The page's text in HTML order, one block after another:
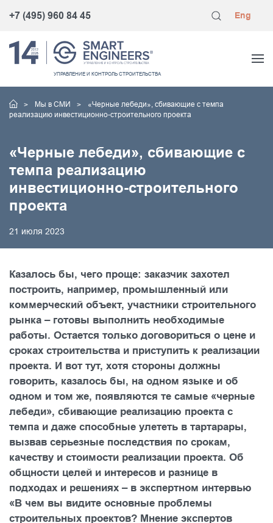
+7 (495) 960 84 45 Eng
УПРАВЛЕНИЕ И КОНТРОЛЬ СТРОИТЕЛЬСТВА
Мы в СМИ
«Черные лебеди», сбивающие с темпа
реализацию инвестиционно-строительного проекта
«Черные лебеди», сбивающие с
темпа реализацию
инвестиционно-строительного
проекта
21 июля 2023
Казалось бы, чего проще: заказчик захотел
построить, например, промышленный или
коммерческий объект, участники строительного
рынка – готовы выполнить необходимые
работы. Остается только договориться о цене и
сроках строительства и приступить к реализации
проекта. И вот тут, хотя стороны должны
говорить, казалось бы, на одном языке и об
одном и том же, появляются те самые «черные
лебеди», сбивающие реализацию проекта с
темпа и даже способные улететь в тартарары,
вызвав серьезные последствия по срокам,
качеству и стоимости реализации проекта. Об
общности целей и интересов и разнице в
подходах и решениях – в экспертном интервью
«В чем вы видите основные проблемы
строительных проектов? Мнение экспертов